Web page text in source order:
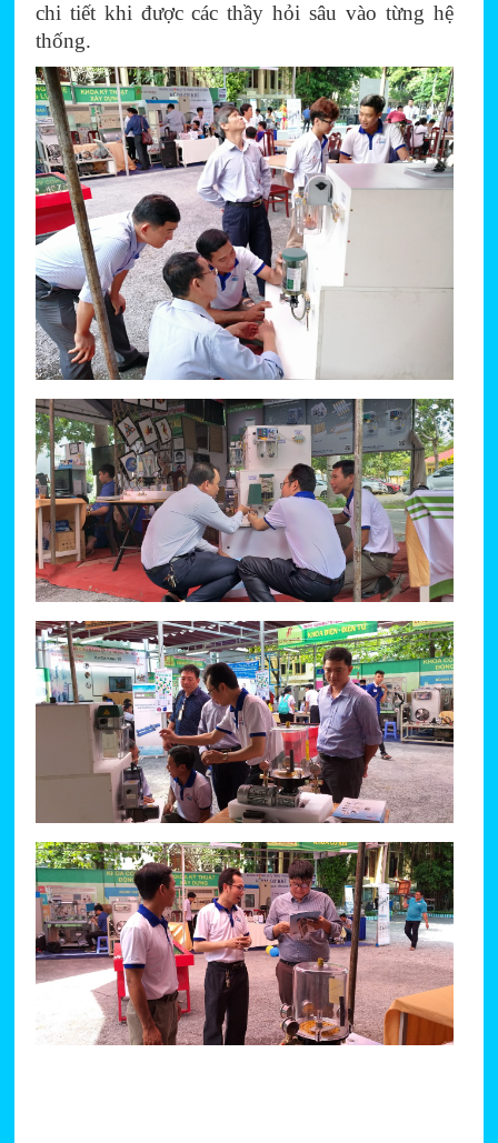
chi tiết khi được các thầy hỏi sâu vào từng hệ
thống.